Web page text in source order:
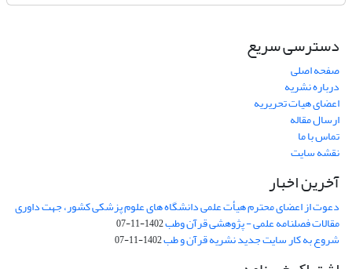
دسترسی سریع
صفحه اصلی
درباره نشریه
اعضای هیات تحریریه
ارسال مقاله
تماس با ما
نقشه سایت
آخرین اخبار
دعوت از اعضای محترم هیأت علمی دانشگاه های علوم پزشکی کشور، جهت داوری
مقالات فصلنامه علمی - پژوهشی قرآن وطب1402-11-07
شروع به کار سایت جدید نشریه قرآن و طب1402-11-07